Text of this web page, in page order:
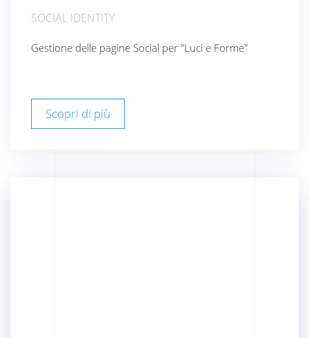
SOCIAL IDENTITY
Gestione delle pagine Social per "Luci e Forme"
Scopri di più